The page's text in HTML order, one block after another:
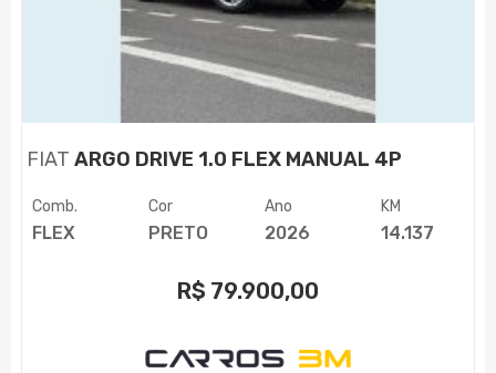
FIAT ARGO DRIVE 1.0 FLEX MANUAL 4P
Comb.
FLEX
Cor
PRETO
Ano
2026
KM
14.137
R$ 79.900,00